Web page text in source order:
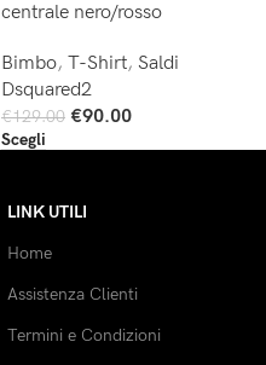
centrale nero/rosso
Bimbo, T-Shirt, Saldi
Dsquared2
€129.00 €90.00
Scegli
LINK UTILI
Home
Assistenza Clienti
Termini e Condizioni